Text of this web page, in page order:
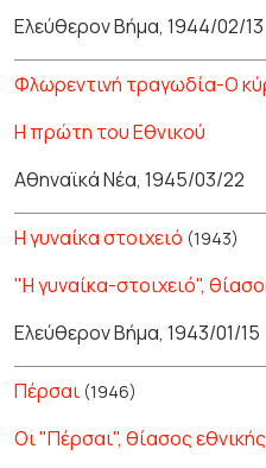
Ελεύθερον Βήμα, 1944/02/13
Φλωρεντινή τραγωδία-Ο
Η πρώτη του Εθνικού
Αθηναϊκά Νέα, 1945/03/22
Η γυναίκα στοιχειό (1943)
"Η γυναίκα-στοιχειό",
Ελεύθερον Βήμα, 1943/01/15
Πέρσαι (1946)
Οι "Πέρσαι", θίασος